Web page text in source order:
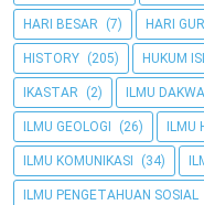
HARI BESAR (7) HARI
HISTORY (205) HUKUM
IKASTAR (2) ILMU
ILMU GEOLOGI (26) ILMU
ILMU KOMUNIKASI (34)
ILMU PENGETAHUAN SOSIAL